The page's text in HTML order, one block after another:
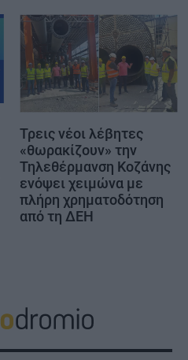
Τρεις νέοι λέβητες
«θωρακίζουν» την
Τηλεθέρμανση Κοζάνης
ενόψει χειμώνα με
πλήρη χρηματοδότηση
από τη ΔΕΗ